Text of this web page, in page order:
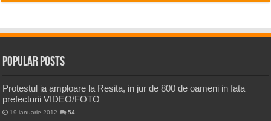
Popular Posts
Protestul ia amploare la Resita, in jur de 800 de oameni in fata
prefecturii VIDEO/FOTO
19 ianuarie 2012 54